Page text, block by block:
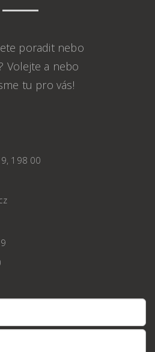
poradit nebo
Volejte a nebo
tu pro vás!
198 00